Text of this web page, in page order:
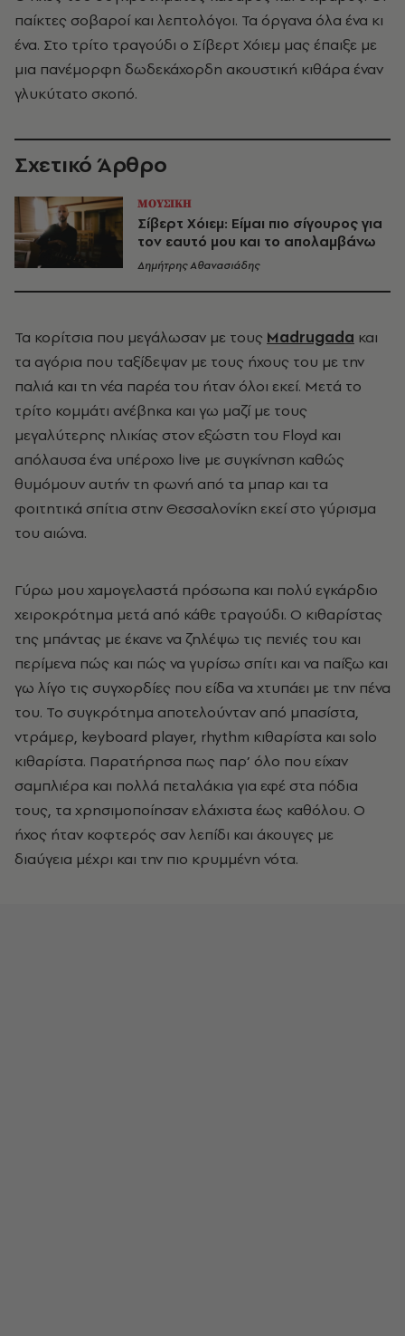
παίκτες σοβαροί και λεπτολόγοι. Τα όργανα όλα ένα κι
ένα. Στο τρίτο τραγούδι ο Σίβερτ Χόιεμ μας έπαιξε με
μια πανέμορφη δωδεκάχορδη ακουστική κιθάρα έναν
γλυκύτατο σκοπό.
Σχετικό Άρθρο
ΜΟΥΣΙΚΗ
Σίβερτ Χόιεμ: Είμαι πιο σίγουρος για
τον εαυτό μου και το απολαμβάνω
Δημήτρης Αθανασιάδης
Τα κορίτσια που μεγάλωσαν με τους Madrugada και
τα αγόρια που ταξίδεψαν με τους ήχους του με την
παλιά και τη νέα παρέα του ήταν όλοι εκεί. Μετά το
τρίτο κομμάτι ανέβηκα και γω μαζί με τους
μεγαλύτερης ηλικίας στον εξώστη του Floyd και
απόλαυσα ένα υπέροχο live με συγκίνηση καθώς
θυμόμουν αυτήν τη φωνή από τα μπαρ και τα
φοιτητικά σπίτια στην Θεσσαλονίκη εκεί στο γύρισμα
του αιώνα.
Γύρω μου χαμογελαστά πρόσωπα και πολύ εγκάρδιο
χειροκρότημα μετά από κάθε τραγούδι. Ο κιθαρίστας
της μπάντας με έκανε να ζηλέψω τις πενιές του και
περίμενα πώς και πώς να γυρίσω σπίτι και να παίξω και
γω λίγο τις συγχορδίες που είδα να χτυπάει με την πένα
του. Το συγκρότημα αποτελούνταν από μπασίστα,
ντράμερ, keyboard player, rhythm κιθαρίστα και solo
κιθαρίστα. Παρατήρησα πως παρ’ όλο που είχαν
σαμπλιέρα και πολλά πεταλάκια για εφέ στα πόδια
τους, τα χρησιμοποίησαν ελάχιστα έως καθόλου. Ο
ήχος ήταν κοφτερός σαν λεπίδι και άκουγες με
διαύγεια μέχρι και την πιο κρυμμένη νότα.